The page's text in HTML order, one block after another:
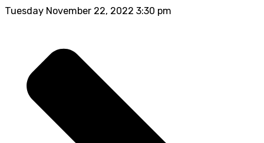
Tuesday November 22, 2022 3:30 pm